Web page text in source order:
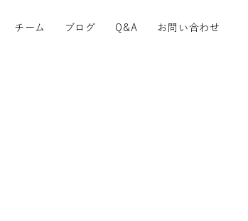
チーム ブログ Q&A お問い合わせ